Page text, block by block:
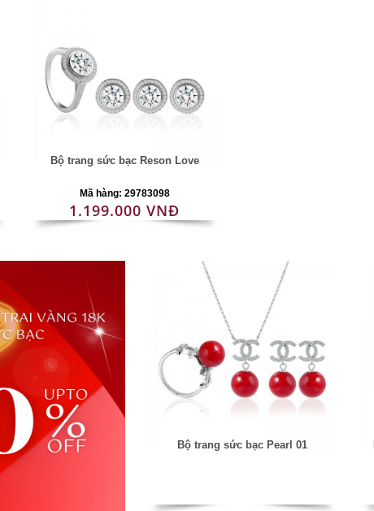
Bộ trang sức bạc Reson Love
Mã hàng: 29783098
1.199.000 VNĐ
Bộ trang sức bạc Pearl 01